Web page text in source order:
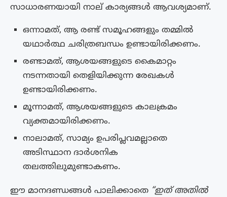
സാധാരണയായി നാല് കാര്യങ്ങൾ ആവശ്യമാണ്.
ഒന്നാമത്, ആ രണ്ട് സമൂഹങ്ങളും തമ്മിൽ
യഥാർത്ഥ ചരിത്രബന്ധം ഉണ്ടായിരിക്കണം.
രണ്ടാമത്, ആശയങ്ങളുടെ കൈമാറ്റം
നടന്നതായി തെളിയിക്കുന്ന രേഖകൾ
ഉണ്ടായിരിക്കണം.
മൂന്നാമത്, ആശയങ്ങളുടെ കാലക്രമം
വ്യക്തമായിരിക്കണം.
നാലാമത്, സാമ്യം ഉപരിപ്ലവമല്ലാതെ
അടിസ്ഥാന ദാർശനിക
തലത്തിലുമുണ്ടാകണം.
ഈ മാനദണ്ഡങ്ങൾ പാലിക്കാതെ “ഇത് അതിൽ